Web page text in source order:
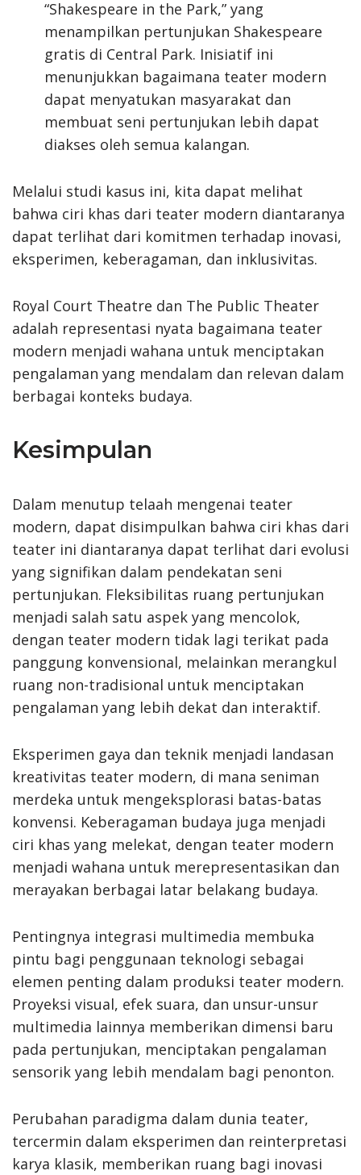
“Shakespeare in the Park,” yang
menampilkan pertunjukan Shakespeare
gratis di Central Park. Inisiatif ini
menunjukkan bagaimana teater modern
dapat menyatukan masyarakat dan
membuat seni pertunjukan lebih dapat
diakses oleh semua kalangan.
Melalui studi kasus ini, kita dapat melihat
bahwa ciri khas dari teater modern diantaranya
dapat terlihat dari komitmen terhadap inovasi,
eksperimen, keberagaman, dan inklusivitas.
Royal Court Theatre dan The Public Theater
adalah representasi nyata bagaimana teater
modern menjadi wahana untuk menciptakan
pengalaman yang mendalam dan relevan dalam
berbagai konteks budaya.
Kesimpulan
Dalam menutup telaah mengenai teater
modern, dapat disimpulkan bahwa ciri khas dari
teater ini diantaranya dapat terlihat dari evolusi
yang signifikan dalam pendekatan seni
pertunjukan. Fleksibilitas ruang pertunjukan
menjadi salah satu aspek yang mencolok,
dengan teater modern tidak lagi terikat pada
panggung konvensional, melainkan merangkul
ruang non-tradisional untuk menciptakan
pengalaman yang lebih dekat dan interaktif.
Eksperimen gaya dan teknik menjadi landasan
kreativitas teater modern, di mana seniman
merdeka untuk mengeksplorasi batas-batas
konvensi. Keberagaman budaya juga menjadi
ciri khas yang melekat, dengan teater modern
menjadi wahana untuk merepresentasikan dan
merayakan berbagai latar belakang budaya.
Pentingnya integrasi multimedia membuka
pintu bagi penggunaan teknologi sebagai
elemen penting dalam produksi teater modern.
Proyeksi visual, efek suara, dan unsur-unsur
multimedia lainnya memberikan dimensi baru
pada pertunjukan, menciptakan pengalaman
sensorik yang lebih mendalam bagi penonton.
Perubahan paradigma dalam dunia teater,
tercermin dalam eksperimen dan reinterpretasi
karya klasik, memberikan ruang bagi inovasi